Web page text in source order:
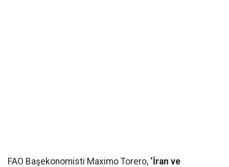
FAO Başekonomisti Maximo Torero, ‘İran ve